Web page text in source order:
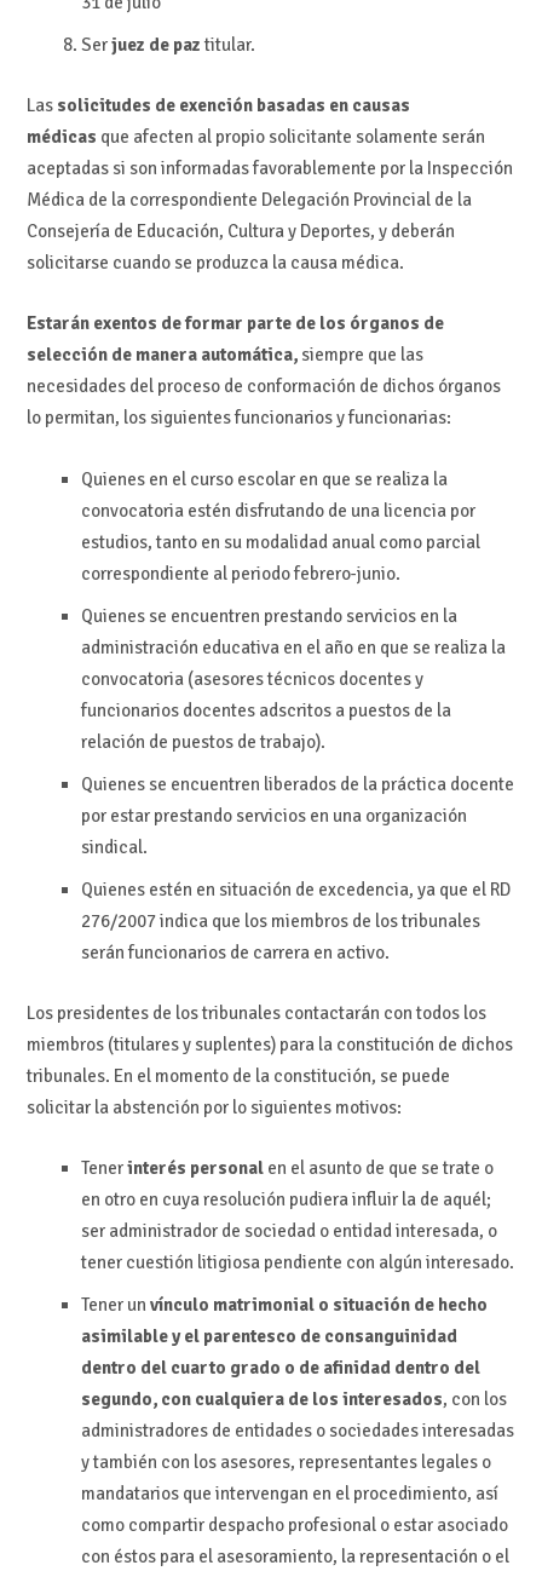
Serjuez de paztitular.
Las solicitudes de exención basadas en causas
médicas que afecten al propio solicitante solamente serán
aceptadas si son informadas favorablemente por la Inspección
Médica de la correspondiente Delegación Provincial de la
Consejería de Educación, Cultura y Deportes, y deberán
solicitarse cuando se produzca la causa médica.
Estarán exentos de formar parte de los órganos de
selección de manera automática,siempre que las
necesidades del proceso de conformación de dichos órganos
lo permitan, los siguientes funcionarios y funcionarias:
Quienes en el curso escolar en que se realiza la
convocatoria estén disfrutando de una licencia por
estudios, tanto en su modalidad anual como parcial
correspondiente al periodo febrero-junio.
Quienes se encuentren prestando servicios en la
administración educativa en el año en que se realiza la
convocatoria (asesores técnicos docentes y
funcionarios docentes adscritos a puestos de la
relación de puestos de trabajo).
Quienes se encuentren liberados de la práctica docente
por estar prestando servicios en una organización
sindical.
Quienes estén en situación de excedencia, ya que el RD
276/2007 indica que los miembros de los tribunales
serán funcionarios de carrera en activo.
Los presidentes de los tribunales contactarán con todos los
miembros (titulares y suplentes) para la constitución de dichos
tribunales. En el momento de la constitución, se puede
solicitar la abstención por lo siguientes motivos:
Tenerinterés personalen el asunto de que se trate o
en otro en cuya resolución pudiera influir la de aquél;
ser administrador de sociedad o entidad interesada, o
tener cuestión litigiosa pendiente con algún interesado.
Tener un vínculo matrimonial o situación de hecho
asimilable y el parentesco de consanguinidad
dentro del cuarto grado o de afinidad dentro del
segundo, con cualquiera de los interesados, con los
administradores de entidades o sociedades interesadas
y también con los asesores, representantes legales o
mandatarios que intervengan en el procedimiento, así
como compartir despacho profesional o estar asociado
con éstos para el asesoramiento, la representación o el